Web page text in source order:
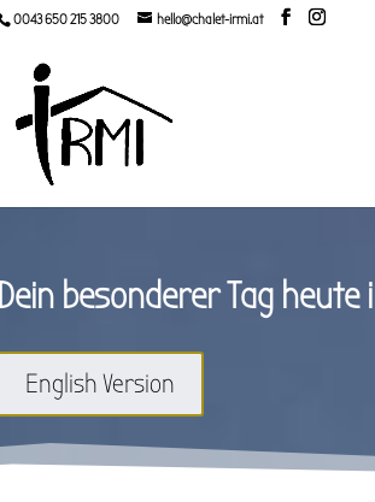
0043 650 215 3800 hello@chalet-irmi.at
Dein besonderer Tag
English Version